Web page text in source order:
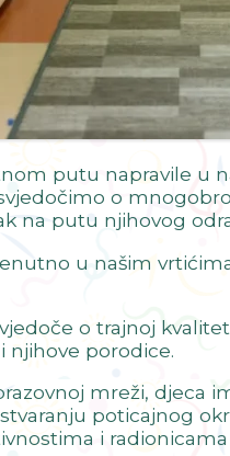
putu napravile u
o
na putu njihovog
u našim
o trajnoj
njihove porodice.
mreži, djeca
poticajnog
i